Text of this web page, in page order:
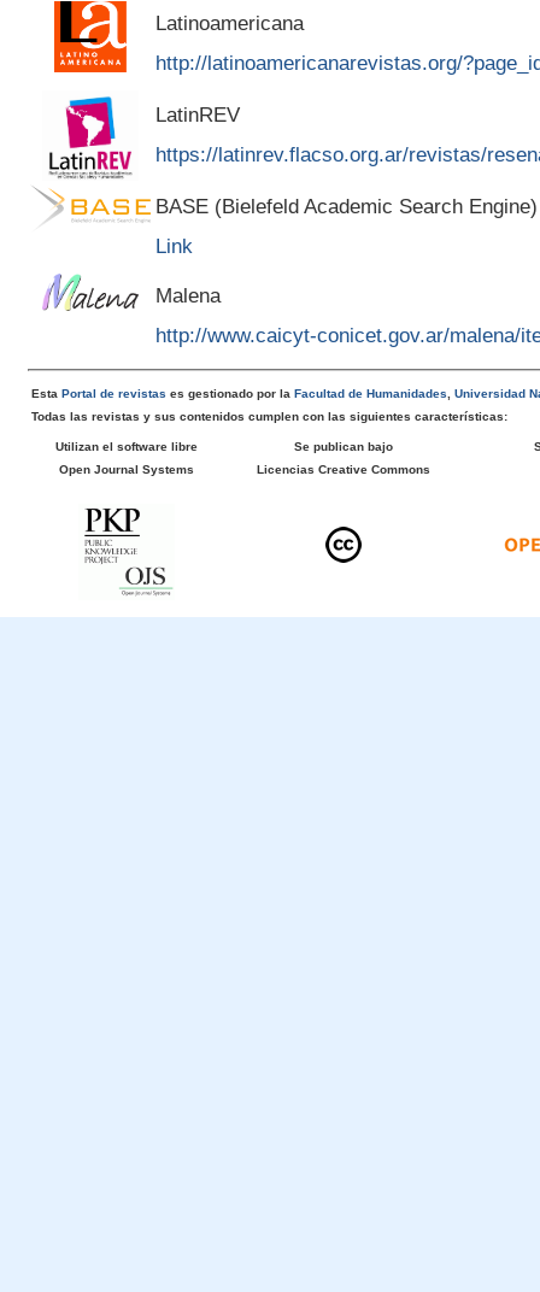
Latinoamericana
http://latinoamericanarevistas.org/
LatinREV
https://latinrev.flacso.org.ar/revistas/
BASE (Bielefeld Academic Search Engine)
Link
Malena
http://www.caicyt-conicet.gov.ar/malena/
EstaPortal de revistas es gestionado por laFacultad de Humanidades,Universidad
Todas las revistas y sus contenidos cumplen con las siguientes características:
Utilizan el software libre
Open Journal Systems
Se publican bajo
Licencias Creative Commons